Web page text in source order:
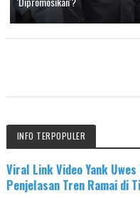
INFO TERPOPULER
Viral Link Video Yank
Penjelasan Tren Ramai di